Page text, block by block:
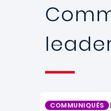
COMMUNIQUÉS